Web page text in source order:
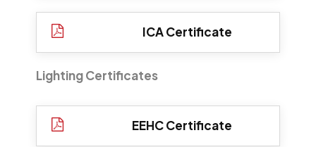
ICA Certificate
Lighting Certificates
EEHC Certificate